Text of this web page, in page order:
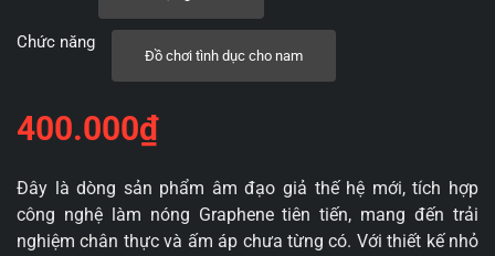
Chức năng
Đồ chơi tình dục cho nam
400.000₫
Đây là dòng sản phẩm âm đạo giả thế hệ mới, tích hợp
công nghệ làm nóng Graphene tiên tiến, mang đến trải
nghiệm chân thực và ấm áp chưa từng có. Với thiết kế nhỏ